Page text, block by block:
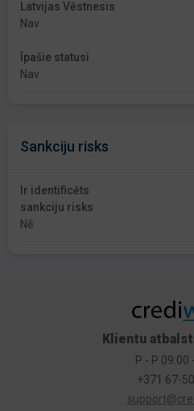
Latvijas Vēstnesis
Nav
Īpašie statusi
Nav
Sankciju risks
Ir identificēts
sankciju risks
Nē
Klientu
P - P 09:00
+371 67-